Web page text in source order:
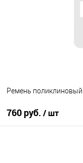
Ремень
760 руб. / шт